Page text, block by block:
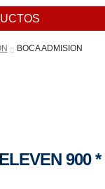
BOCA ADMISION
900 *